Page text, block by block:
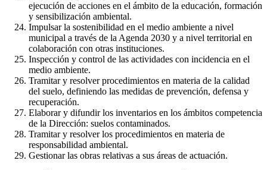
ejecución de acciones en el ámbito de la educación, formación
y sensibilización ambiental.
Impulsar la sostenibilidad en el medio ambiente a nivel
municipal a través de la Agenda 2030 y a nivel territorial en
colaboración con otras instituciones.
Inspección y control de las actividades con incidencia en el
medio ambiente.
Tramitar y resolver procedimientos en materia de la calidad
del suelo, definiendo las medidas de prevención, defensa y
recuperación.
Elaborar y difundir los inventarios en los ámbitos competencia
de la Dirección: suelos contaminados.
Tramitar y resolver los procedimientos en materia de
responsabilidad ambiental.
Gestionar las obras relativas a sus áreas de actuación.